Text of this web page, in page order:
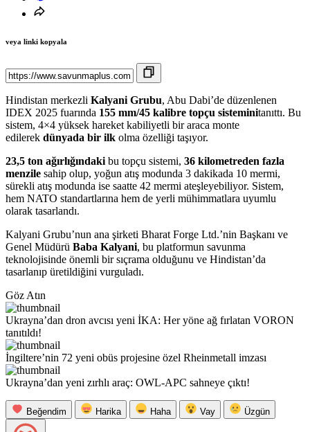
veya linki kopyala
Hindistan merkezli Kalyani Grubu, Abu Dabi’de düzenlenen
IDEX 2025 fuarında 155 mm/45 kalibre topçu sisteminitanıttı. Bu
sistem, 4×4 yüksek hareket kabiliyetli bir araca monte
edilerek dünyada bir ilk olma özelliği taşıyor.
23,5 ton ağırlığındaki bu topçu sistemi, 36 kilometreden fazla
menzile sahip olup, yoğun atış modunda 3 dakikada 10 mermi,
sürekli atış modunda ise saatte 42 mermi ateşleyebiliyor. Sistem,
hem NATO standartlarına hem de yerli mühimmatlara uyumlu
olarak tasarlandı.
Kalyani Grubu’nun ana şirketi Bharat Forge Ltd.’nin Başkanı ve
Genel Müdürü Baba Kalyani, bu platformun savunma
teknolojisinde önemli bir sıçrama olduğunu ve Hindistan’da
tasarlanıp üretildiğini vurguladı.
Göz Atın
Ukrayna’dan dron avcısı yeni İKA: Her yöne ağ fırlatan VORON
tanıtıldı!
İngiltere’nin 72 yeni obüs projesine özel Rheinmetall imzası
Ukrayna’dan yeni zırhlı araç: OWL-APC sahneye çıktı!
Beğendim Harika Haha Vay Üzgün